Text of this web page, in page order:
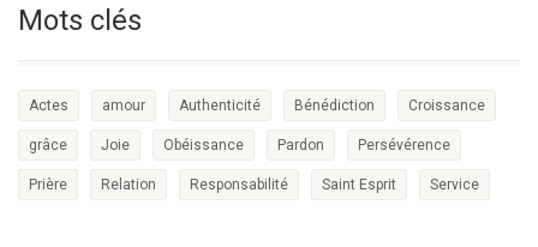
Mots clés
Actes amour Authenticité Bénédiction Croissance
grâce Joie Obéissance Pardon Persévérence
Prière Relation Responsabilité Saint Esprit Service